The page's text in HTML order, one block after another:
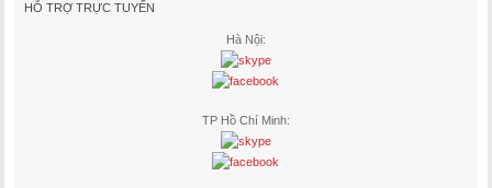
HỖ TRỢ TRỰC TUYẾN
Hà Nội:
TP Hồ Chí Minh: